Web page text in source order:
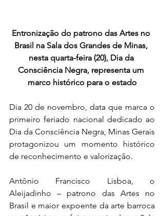
Entronização do patrono das Artes no
Brasil na Sala dos Grandes de Minas,
nesta quarta-feira (20), Dia da
Consciência Negra, representa um
marco histórico para o estado
Dia 20 de novembro, data que marca o
primeiro feriado nacional dedicado ao
Dia da Consciência Negra, Minas Gerais
protagonizou um momento histórico
de reconhecimento e valorização.
Antônio Francisco Lisboa, o
Aleijadinho – patrono das Artes no
Brasil e maior expoente da arte barroca